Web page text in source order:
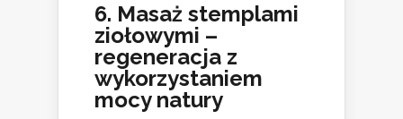
6. Masaż stemplami
ziołowymi –
regeneracja z
wykorzystaniem
mocy natury